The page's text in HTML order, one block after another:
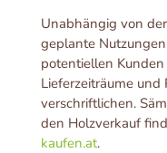
Unabhängig von
geplante
potentiellen
Lieferzeiträume und
verschriftlichen.
den Holzverkauf
kaufen.at.